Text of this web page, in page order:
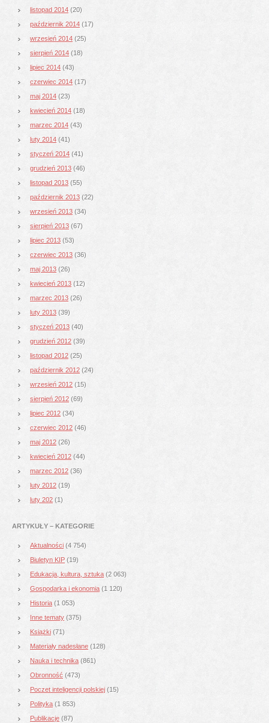
listopad 2014 (20)
październik 2014 (17)
wrzesień 2014 (25)
sierpień 2014 (18)
lipiec 2014 (43)
czerwiec 2014 (17)
maj 2014 (23)
kwiecień 2014 (18)
marzec 2014 (43)
luty 2014 (41)
styczeń 2014 (41)
grudzień 2013 (46)
listopad 2013 (55)
październik 2013 (22)
wrzesień 2013 (34)
sierpień 2013 (67)
lipiec 2013 (53)
czerwiec 2013 (36)
maj 2013 (26)
kwiecień 2013 (12)
marzec 2013 (26)
luty 2013 (39)
styczeń 2013 (40)
grudzień 2012 (39)
listopad 2012 (25)
październik 2012 (24)
wrzesień 2012 (15)
sierpień 2012 (69)
lipiec 2012 (34)
czerwiec 2012 (46)
maj 2012 (26)
kwiecień 2012 (44)
marzec 2012 (36)
luty 2012 (19)
luty 202 (1)
ARTYKUŁY – KATEGORIE
Aktualności (4 754)
Biuletyn KIP (19)
Edukacja, kultura, sztuka (2 063)
Gospodarka i ekonomia (1 120)
Historia (1 053)
Inne tematy (375)
Książki (71)
Materiały nadesłane (128)
Nauka i technika (861)
Obronność (473)
Poczet inteligencji polskiej (15)
Polityka (1 853)
Publikacje (87)